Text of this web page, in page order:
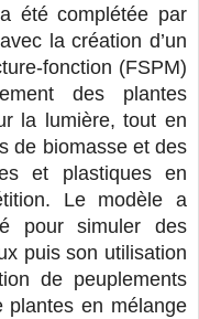
été complétée par
la création d’un
fonction (FSPM)
des plantes
la lumière, tout en
de biomasse et des
et plastiques en
Le modèle a
pour simuler des
puis son utilisation
de peuplements
plantes en mélange